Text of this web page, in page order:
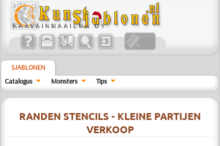
SJABLONEN
Catalogus
Monsters Tips
RANDEN STENCILS - KLEINE PARTIJEN
VERKOOP